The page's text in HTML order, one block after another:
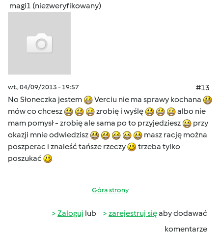
magi1 (niezweryfikowany)
wt., 04/09/2013 - 19:57
#13
No Słoneczka jestem
Verciu nie ma sprawy kochana
mów co chcesz
zrobię i wyślę
albo nie
mam pomysł - zrobię ale sama po to przyjedziesz
przy
okazji mnie odwiedzisz
masz rację można
poszperac i znaleść tańsze rzeczy
trzeba tylko
poszukać
Góra strony
Zaloguj lub zarejestruj sięaby dodawać
komentarze